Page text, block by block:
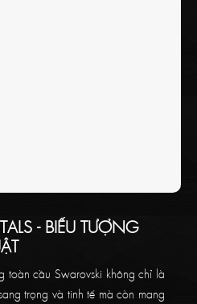
- BIỂU TƯỢNG
toàn cầu Swarovski không chỉ là
trọng và tinh tế mà còn mang